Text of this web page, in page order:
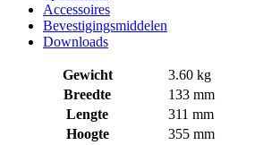
Accessoires
Bevestigingsmiddelen
Downloads
Gewicht
3.60 kg
Breedte
133 mm
Lengte
311 mm
Hoogte
355 mm